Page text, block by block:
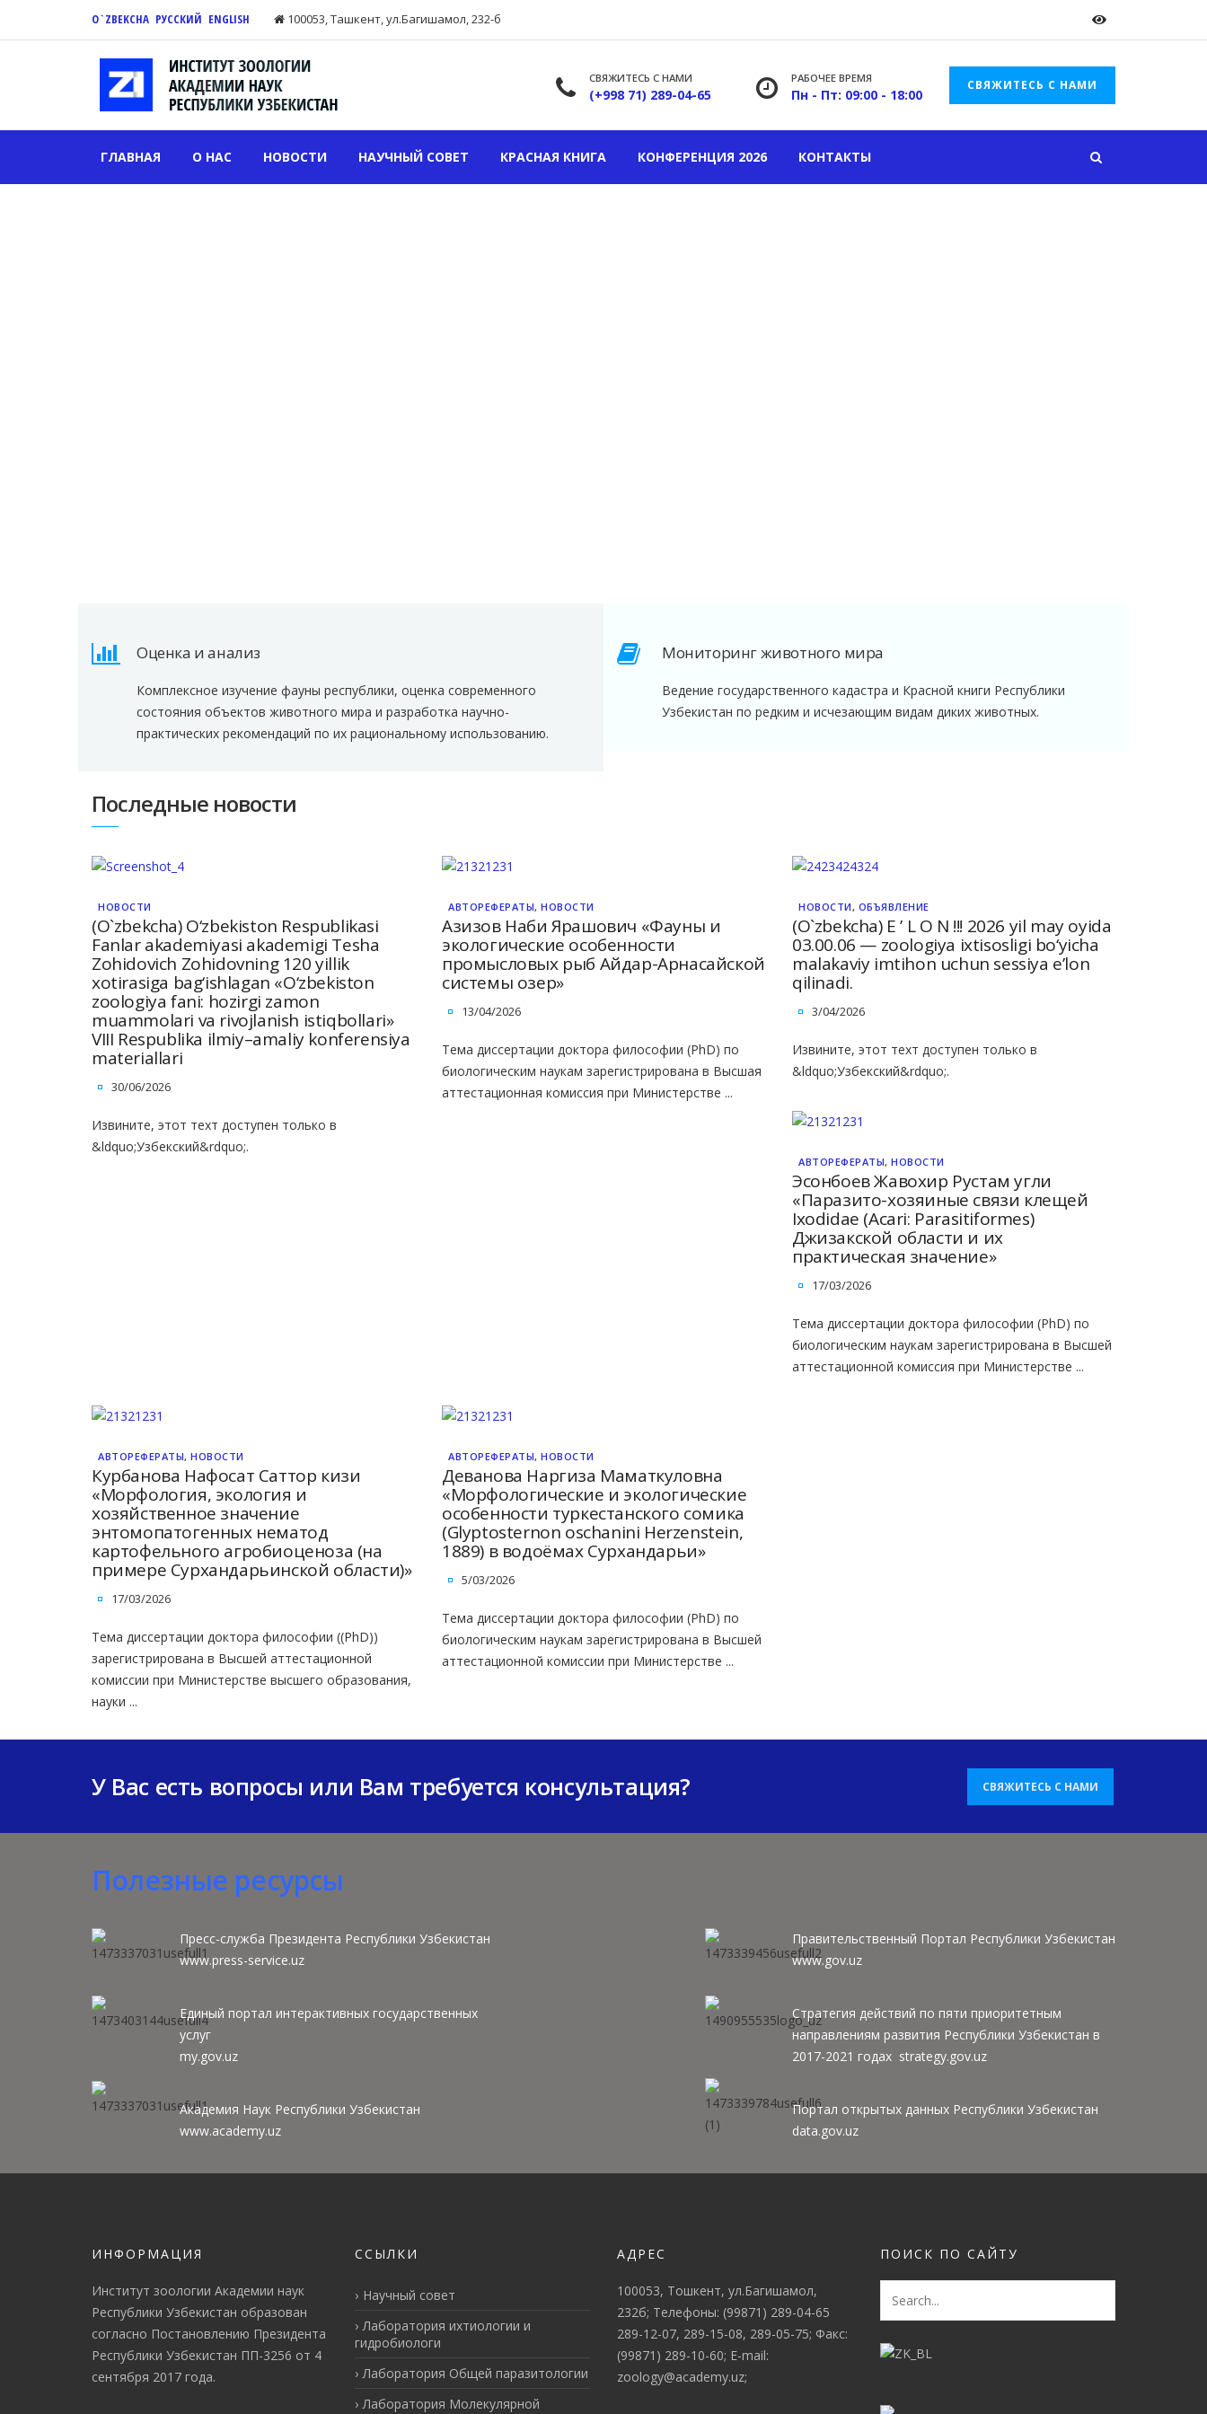
O`ZBEKCHA РУССКИЙ ENGLISH 100053, Тaшкент, ул.Багишамол, 232-б
СВЯЖИТЕСЬ С НАМИ
(+998 71) 289-04-65
РАБОЧЕЕ ВРЕМЯ
Пн - Пт: 09:00 - 18:00
СВЯЖИТЕСЬ С НАМИ
ГЛАВНАЯ О НАС НОВОСТИ НАУЧНЫЙ СОВЕТ КРАСНАЯ КНИГА КОНФЕРЕНЦИЯ 2026 КОНТАКТЫ
Оценка и анализ
Комплексное изучение фауны республики, оценка современного
состояния объектов животного мира и разработка научно-
практических рекомендаций по их рациональному использованию.
Мониторинг животного мира
Ведение государственного кадастра и Красной книги Республики
Узбекистан по редким и исчезающим видам диких животных.
Последные новости
НОВОСТИ
(O`zbekcha) O‘zbekiston Respublikasi
Fanlar akademiyasi akademigi Tesha
Zohidovich Zohidovning 120 yillik
xotirasiga bag‘ishlagan «O‘zbekiston
zoologiya fani: hozirgi zamon
muammolari va rivojlanish istiqbollari»
VIII Respublika ilmiy–amaliy konferensiya
materiallari
30/06/2026
Извините, этот техт доступен только в
&ldquo;Узбекский&rdquo;.
АВТОРЕФЕРАТЫ, НОВОСТИ
Азизов Наби Ярашович «Фауны и
экологические особенности
промысловых рыб Айдар-Арнасайской
системы озер»
13/04/2026
Тема диссертации доктора философии (PhD) по
биологическим наукам зарегистрирована в Высшая
аттестационная комиссия при Министерстве ...
НОВОСТИ, ОБЪЯВЛЕНИЕ
(O`zbekcha) E ’ L O N !!! 2026 yil may oyida
03.00.06 — zoologiya ixtisosligi bo‘yicha
malakaviy imtihon uchun sessiya e’lon
qilinadi.
3/04/2026
Извините, этот техт доступен только в
&ldquo;Узбекский&rdquo;.
АВТОРЕФЕРАТЫ, НОВОСТИ
Эсонбоев Жавохир Рустам угли
«Паразито-хозяиные связи клещей
Ixodidae (Acari: Parasitiformes)
Джизакской области и их
практическая значение»
17/03/2026
Тема диссертации доктора философии (PhD) по
биологическим наукам зарегистрирована в Высшей
аттестационной комиссия при Министерстве ...
АВТОРЕФЕРАТЫ, НОВОСТИ
Курбанова Нафосат Саттор кизи
«Морфология, экология и
хозяйственное значение
энтомопатогенных нематод
картофельного агробиоценоза (на
примере Cурхандарьинской области)»
17/03/2026
Тема диссертации доктора философии ((PhD))
зарегистрирована в Высшей аттестaционной
комиссии при Министерстве высшего образования,
науки ...
АВТОРЕФЕРАТЫ, НОВОСТИ
Деванова Наргиза Маматкуловна
«Морфологические и экологические
особенности туркестанского сомика
(Glyptosternon oschanini Herzenstein,
1889) в водоёмах Сурхандарьи»
5/03/2026
Тема диссертации доктора философии (PhD) по
биологическим наукам зарегистрирована в Высшей
аттестационной комиссии при Министерстве ...
У Вас есть вопросы или Вам требуется консультация? СВЯЖИТЕСЬ С НАМИ
Полезные ресурсы
Пресс-служба Президента Республики Узбекистан
www.press-service.uz
Единый портал интерактивных государственных
услуг
my.gov.uz
Академия Наук Республики Узбекистан
www.academy.uz
Правительственный Портал Республики Узбекистан
www.gov.uz
Стратегия действий по пяти приоритетным
направлениям развития Республики Узбекистан в
2017-2021 годах strategy.gov.uz
Портал открытых данных Республики Узбекистан
data.gov.uz
ИНФОРМАЦИЯ
Институт зоологии Академии наук
Республики Узбекистан образован
согласно Постановлению Президента
Республики Узбекистан ПП-3256 от 4
сентября 2017 года.
ССЫЛКИ
Научный совет
Лаборатория ихтиологии и
гидробиологи
Лаборатория Общей паразитологии
Лаборатория Молекулярной
АДРЕС
100053, Тошкент, ул.Багишамол,
232б; Телефоны: (99871) 289-04-65
289-12-07, 289-15-08, 289-05-75; Факс:
(99871) 289-10-60; E-mail:
zoology@academy.uz;
ПОИСК ПО САЙТУ